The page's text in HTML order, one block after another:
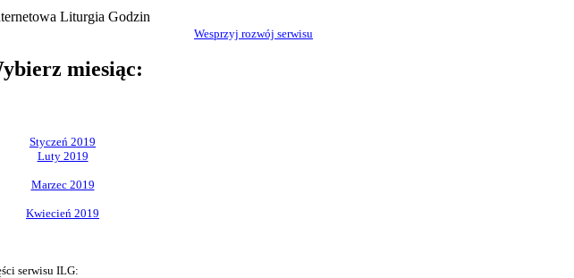
Wesprzyj rozwój serwisu
miesiąc:
Styczeń 2019
Luty 2019
Marzec 2019
Kwiecień 2019
serwisu ILG: